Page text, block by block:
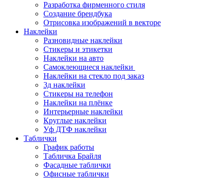
Разработка фирменного стиля
Создание брендбука
Отрисовка изображений в векторе
Наклейки
Разновидные наклейки
Стикеры и этикетки
Наклейки на авто
Самоклеющиеся наклейки
Наклейки на стекло под заказ
3д наклейки
Cтикеры на телефон
Наклейки на плёнке
Интерьерные наклейки
Круглые наклейки
Уф ДТФ наклейки
Таблички
График работы
Табличка Брайля
Фасадные таблички
Офисные таблички